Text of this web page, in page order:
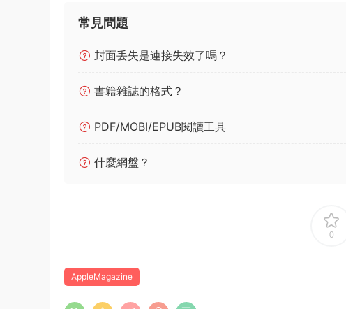
常見問題
封面丢失是連接失效了嗎？
書籍雜誌的格式？
PDF/MOBI/EPUB閱讀工具
什麼網盤？
0
AppleMagazine